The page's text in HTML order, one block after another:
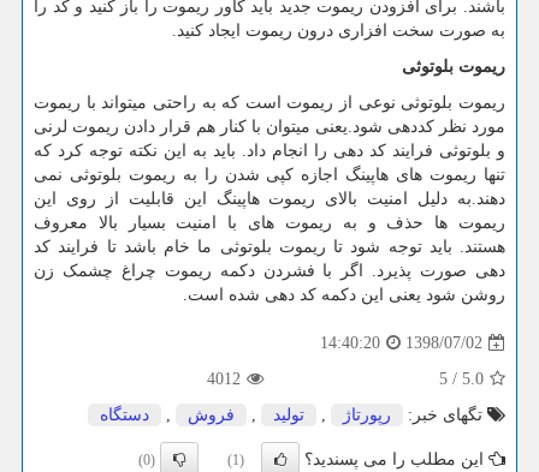
باشند. برای افزودن ریموت جدید باید کاور ریموت را باز کنید و کد را
به صورت سخت افزاری درون ریموت ایجاد کنید.
ریموت بلوتوثی
ریموت بلوتوثی نوعی از ریموت است که به راحتی میتواند با ریموت
مورد نظر کددهی شود.یعنی میتوان با کنار هم قرار دادن ریموت لرنی
و بلوتوثی فرایند کد دهی را انجام داد. باید به این نکته توجه کرد که
تنها ریموت های هاپینگ اجازه کپی شدن را به ریموت بلوتوثی نمی
دهند.به دلیل امنیت بالای ریموت هاپینگ این قابلیت از روی این
ریموت ها حذف و به ریموت های با امنیت بسیار بالا معروف
هستند. باید توجه شود تا ریموت بلوتوثی ما خام باشد تا فرایند کد
دهی صورت پذیرد. اگر با فشردن دکمه ریموت چراغ چشمک زن
روشن شود یعنی این دکمه کد دهی شده است.
1398/07/02
14:40:20
5.0
/
5
4012
تگهای خبر:
رپورتاژ , تولید , فروش , دستگاه
این مطلب را می پسندید؟ (1)
(0)